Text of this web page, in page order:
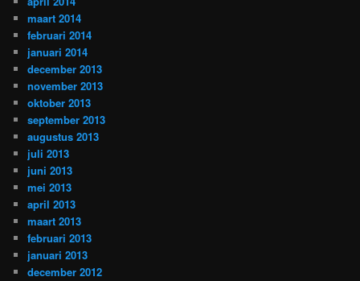
maart 2014
februari 2014
januari 2014
december 2013
november 2013
oktober 2013
september 2013
augustus 2013
juli 2013
juni 2013
mei 2013
april 2013
maart 2013
februari 2013
januari 2013
december 2012